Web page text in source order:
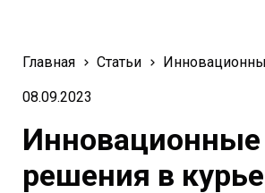
08.09.2023
Инновационные
решения в
Главная Статьи